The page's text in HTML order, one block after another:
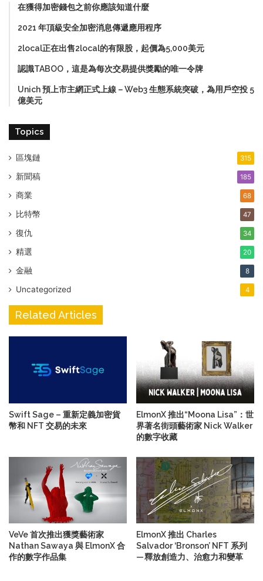
在獲得加密錢包之前你應該知道什麼
2021 年頂級安全加密消息傳遞應用程序
2local正在出售2local的有限股，起價為5,000美元
認識TABOO，這是為每次交易提供獎勵的唯一令牌
Unich 預上市主網正式上線－Web3 生態系統突破，為用戶空投 5
億美元
Topics
區塊鏈 315
新聞稿 185
商業 68
比特幣 47
復仇 34
精選 20
金融 8
Uncategorized 4
Related Articles
Swift Sage – 重新定義加密貨
幣和 NFT 交易的未來
ElmonX 推出“Moona Lisa”：世
界著名街頭藝術家 Nick Walker
的數字收藏
VeVe 首次推出獲獎藝術家
Nathan Sawaya 與 ElmonX 合
作的數字作品集
ElmonX 推出 Charles
Salvador ‘Bronson’ NFT 系列
— 釋放創造力、治愈力和變革